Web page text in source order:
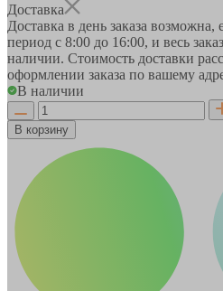
Доставка
Доставка в день заказа
период с 8:00 до 16:00, и весь
наличии. Стоимость доставки
оформлении заказа по вашему
В наличии
В корзину